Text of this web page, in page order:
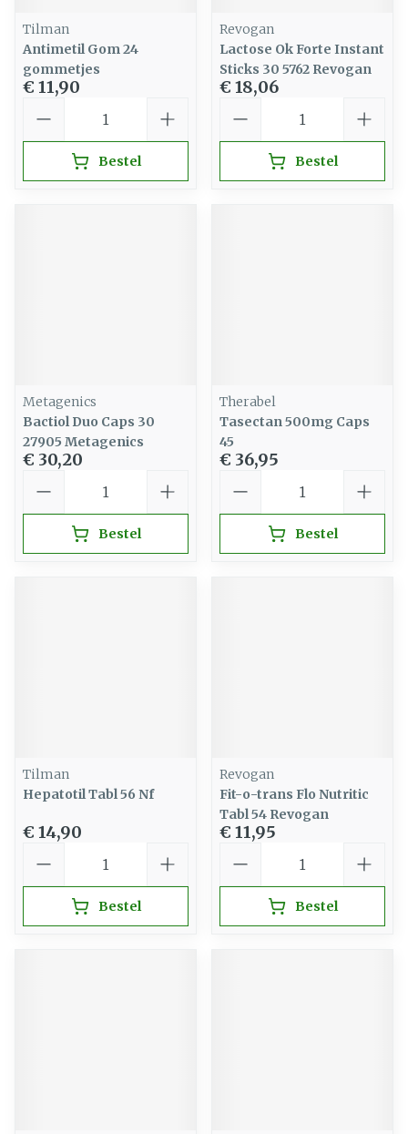
Tilman
Antimetil Gom 24
gommetjes
€ 11,90
Bestel
Revogan
Lactose Ok Forte Instant
Sticks 30 5762 Revogan
€ 18,06
Bestel
Metagenics
Bactiol Duo Caps 30
27905 Metagenics
€ 30,20
Bestel
Therabel
Tasectan 500mg Caps
45
€ 36,95
Bestel
Tilman
Hepatotil Tabl 56 Nf
€ 14,90
Bestel
Revogan
Fit-o-trans Flo Nutritic
Tabl 54 Revogan
€ 11,95
Bestel